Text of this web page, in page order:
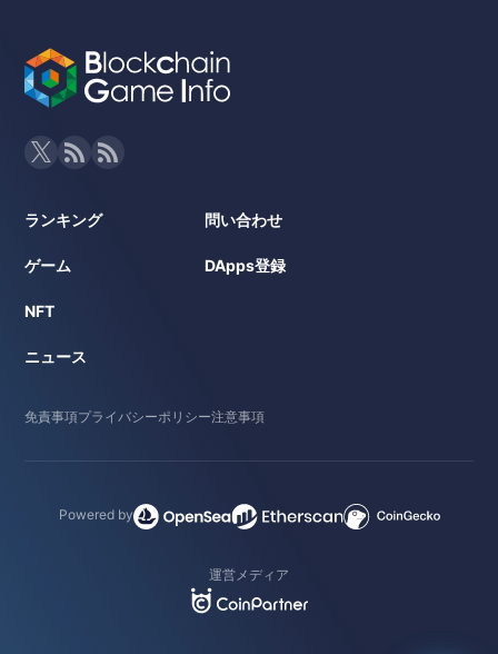
ランキング
ゲーム
NFT
ニュース
問い合わせ
DApps登録
免責事項プライバシーポリシー注意事項
Powered by
運営メディア